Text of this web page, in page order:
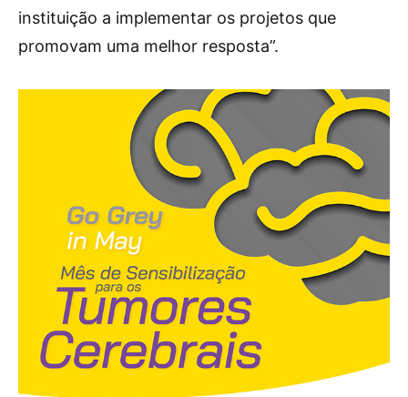
instituição a implementar os projetos que
promovam uma melhor resposta”.